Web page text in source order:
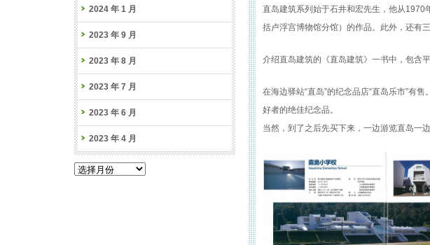
直岛建筑系列始于石井和宏先生，他从1970
括卢浮宫博物馆分馆）的作品。此外，还有
介绍直岛建筑的《直岛建筑》一书中，包含
在海边驿站“直岛”的纪念品店“直岛乐市”有
好者的绝佳纪念品。
当然，到了之后先买下来，一边游览直岛一
2024 年 1 月
2023 年 9 月
2023 年 8 月
2023 年 7 月
2023 年 6 月
2023 年 4 月